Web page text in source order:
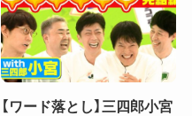
【ワード落とし】三四郎小宮